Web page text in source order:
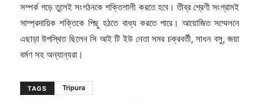
সম্পর্ক গড়ে তুলেই সংগঠনকে শক্তিশালী করতে হবে। তীব্র শ্রেণী সংগ্রামই
সাম্প্রদায়িক শক্তিকে পিছু হঠতে বাধ্য করতে পারে। আয়োজিত সম্মেলনে
এছাড়া উপস্থিত ছিলেন সি আই টি ইউ নেতা সমর চক্রবর্তী, সাধন বসু, জয়া
বর্মণ সহ অন্যান্যরা।
TAGS Tripura